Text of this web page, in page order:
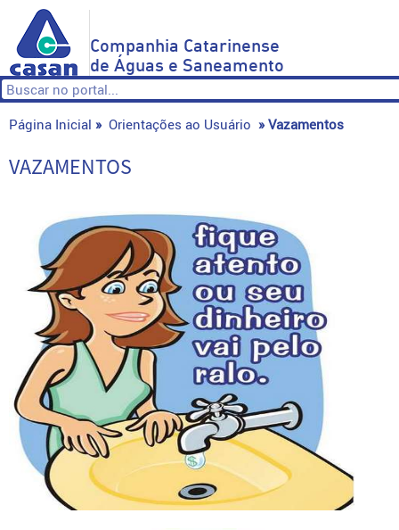
Companhia Catarinense
de Águas e Saneamento
Página Inicial » Orientações ao Usuário »Vazamentos
VAZAMENTOS